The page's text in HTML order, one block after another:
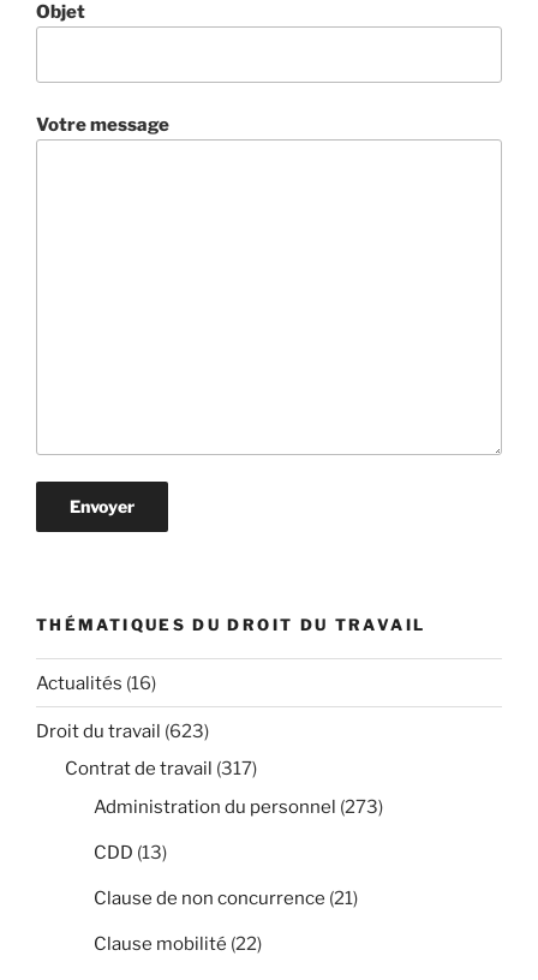
Objet
Votre message
THÉMATIQUES DU DROIT DU TRAVAIL
Actualités (16)
Droit du travail (623)
Contrat de travail (317)
Administration du personnel (273)
CDD (13)
Clause de non concurrence (21)
Clause mobilité (22)